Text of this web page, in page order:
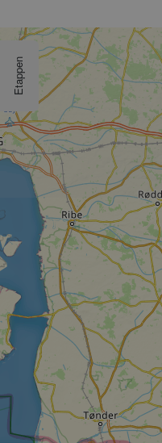
Etappen